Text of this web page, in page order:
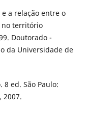
e a relação entre o
no território
Doutorado -
da Universidade de
8 ed. São Paulo:
2007.